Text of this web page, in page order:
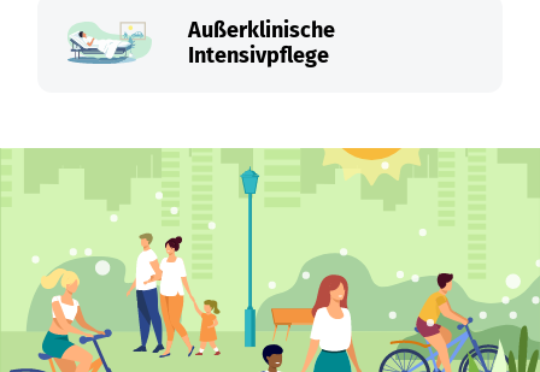
Außerklinische
Intensivpflege